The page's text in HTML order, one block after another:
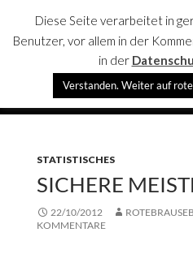
rotebrauseblogger
SPRINGE
STATISTISCHES
SICHERE
22/10/2012
KOMMENTARE
Diese Seite verarbeitet in
Benutzer, vor allem in der
in der
Verstanden. Weiter auf